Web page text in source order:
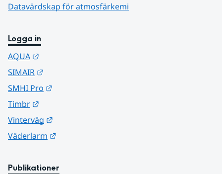
Datavärdskap för atmosfärkemi
Logga in
AQUA
SIMAIR
SMHI Pro
Timbr
Vinterväg
Väderlarm
Publikationer